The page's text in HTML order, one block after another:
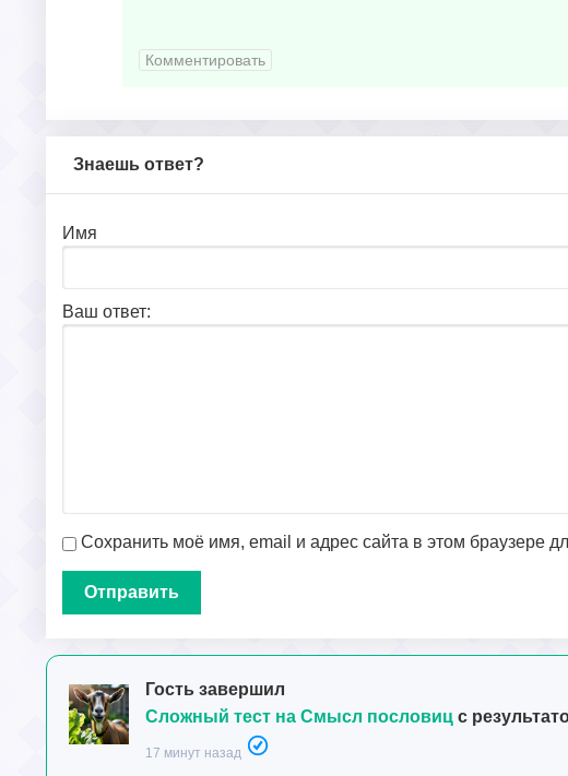
Комментировать
Знаешь ответ?
Имя
Ваш ответ:
Сохранить моё имя, email и адрес сайта в этом браузере
Гость завершил
Сложный тест на Смысл пословиц с
17 минут назад